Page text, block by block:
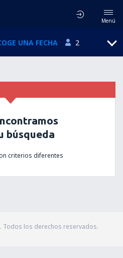
Menú
UNA FECHA 2
búsqueda
criterios diferentes
los derechos reservados.